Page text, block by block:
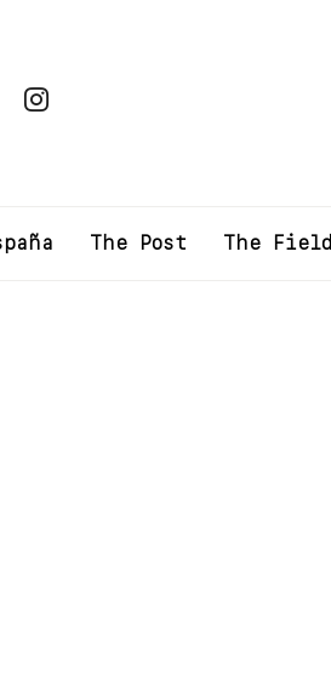
The Post The Field